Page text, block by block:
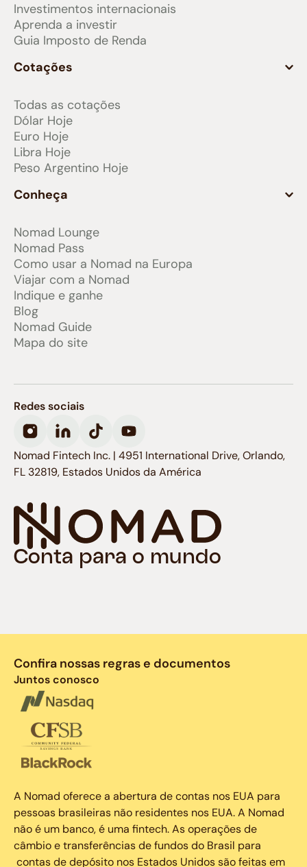
Investimentos internacionais
Aprenda a investir
Guia Imposto de Renda
Cotações
Todas as cotações
Dólar Hoje
Euro Hoje
Libra Hoje
Peso Argentino Hoje
Conheça
Nomad Lounge
Nomad Pass
Como usar a Nomad na Europa
Viajar com a Nomad
Indique e ganhe
Blog
Nomad Guide
Mapa do site
Conta para o mundo
Redes sociais
Nomad Fintech Inc. | 4951 International Drive, Orlando,
FL 32819, Estados Unidos da América
Confira nossas regras e documentos
Juntos conosco
A Nomad oferece a abertura de contas nos EUA para
pessoas brasileiras não residentes nos EUA. A Nomad
não é um banco, é uma fintech. As operações de
câmbio e transferências de fundos do Brasil para
contas de depósito nos Estados Unidos são feitas em